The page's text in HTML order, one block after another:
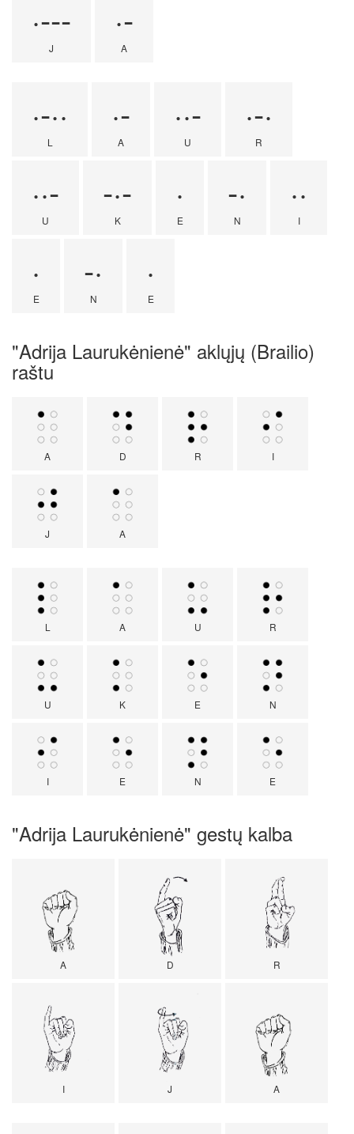
·---
J
·-
A
·-··
L
·-
A
··-
U
·-·
R
··-
U
-·-
K
·
E
-·
N
··
I
·
E
-·
N
·
E
"Adrija Laurukėnienė" aklųjų (Brailio)
raštu
A D R I
J A
L A U R
U K E N
I E N E
"Adrija Laurukėnienė" gestų kalba
A D R
I J A